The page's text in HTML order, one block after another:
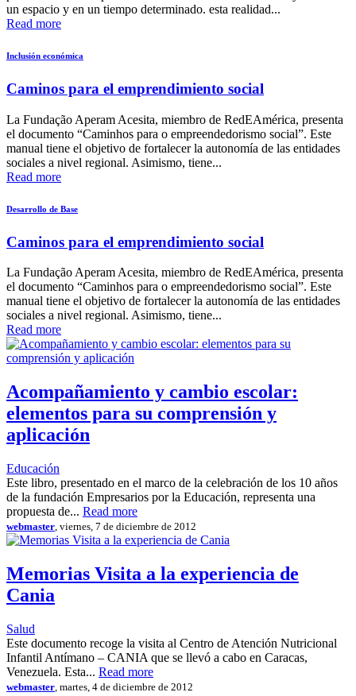
un espacio y en un tiempo determinado. esta realidad...
Read more
Inclusión económica
Caminos para el emprendimiento social
La Fundação Aperam Acesita, miembro de RedEAmérica, presenta
el documento “Caminhos para o empreendedorismo social”. Este
manual tiene el objetivo de fortalecer la autonomía de las entidades
sociales a nivel regional. Asimismo, tiene...
Read more
Desarrollo de Base
Caminos para el emprendimiento social
La Fundação Aperam Acesita, miembro de RedEAmérica, presenta
el documento “Caminhos para o empreendedorismo social”. Este
manual tiene el objetivo de fortalecer la autonomía de las entidades
sociales a nivel regional. Asimismo, tiene...
Read more
Acompañamiento y cambio escolar:
elementos para su comprensión y
aplicación
Educación
Este libro, presentado en el marco de la celebración de los 10 años
de la fundación Empresarios por la Educación, representa una
propuesta de... Read more
webmaster, viernes, 7 de diciembre de 2012
Memorias Visita a la experiencia de
Cania
Salud
Este documento recoge la visita al Centro de Atención Nutricional
Infantil Antímano – CANIA que se llevó a cabo en Caracas,
Venezuela. Esta... Read more
webmaster , martes, 4 de diciembre de 2012